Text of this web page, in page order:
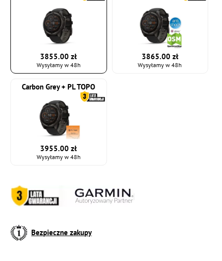
3855.00 zł
Wysyłamy w 48h
3865.00 zł
Wysyłamy w 48h
Carbon Grey + PL TOPO
3955.00 zł
Wysyłamy w 48h
Bezpieczne zakupy